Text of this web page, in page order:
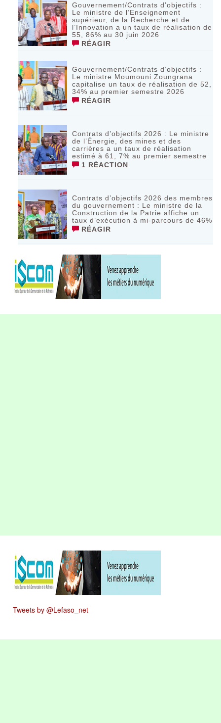
Gouvernement/Contrats d’objectifs :
Le ministre de l’Enseignement
supérieur, de la Recherche et de
l’Innovation a un taux de réalisation de
55, 86% au 30 juin 2026
RÉAGIR
Gouvernement/Contrats d’objectifs :
Le ministre Moumouni Zoungrana
capitalise un taux de réalisation de 52,
34% au premier semestre 2026
RÉAGIR
Contrats d’objectifs 2026 : Le ministre
de l’Énergie, des mines et des
carrières a un taux de réalisation
estimé à 61, 7% au premier semestre
1 RÉACTION
Contrats d’objectifs 2026 des membres
du gouvernement : Le ministre de la
Construction de la Patrie affiche un
taux d’exécution à mi-parcours de 46%
RÉAGIR
Tweets by @Lefaso_net